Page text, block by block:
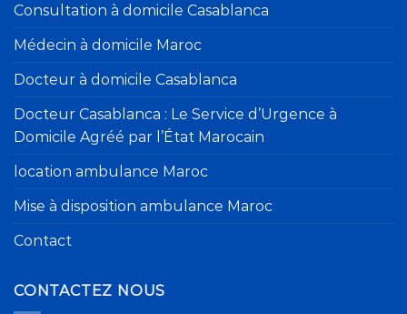
Consultation à domicile Casablanca
Médecin à domicile Maroc
Docteur à domicile Casablanca
Docteur Casablanca : Le Service d’Urgence à
Domicile Agréé par l’État Marocain
location ambulance Maroc
Mise à disposition ambulance Maroc
Contact
CONTACTEZ NOUS